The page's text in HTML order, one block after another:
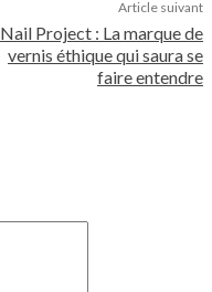
Article suivant
Nail Project : La marque de
vernis éthique qui saura se
faire entendre